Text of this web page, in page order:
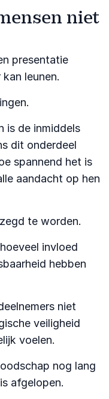
niet
presentatie
leunen.
is de inmiddels
dit onderdeel
spannend het is
aandacht op hen
te worden.
invloed
hebben
niet
veiligheid
voelen.
nog lang
afgelopen.